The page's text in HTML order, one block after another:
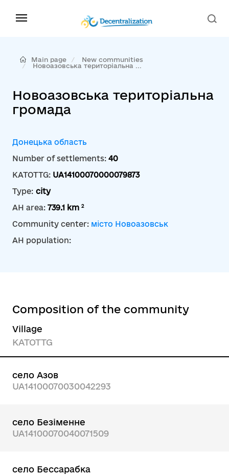
Main page
New communities
Новоазовська територіальна ...
Новоазовська територіальна
громада
Донецька область
Number of settlements: 40
KATOTTG: UA14100070000079873
Type: city
AH area: 739.1 km 2
Community center: місто Новоазовськ
AH population:
Composition of the community
Village
KATOTTG
село Азов
UA14100070030042293
село Безіменне
UA14100070040071509
село Бессарабка